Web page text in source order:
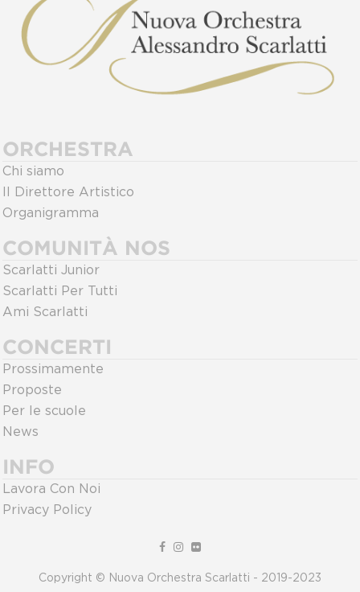
ORCHESTRA
Chi siamo
Il Direttore Artistico
Organigramma
COMUNITÀ NOS
Scarlatti Junior
Scarlatti Per Tutti
Ami Scarlatti
CONCERTI
Prossimamente
Proposte
Per le scuole
News
INFO
Lavora Con Noi
Privacy Policy
Copyright © Nuova Orchestra Scarlatti - 2019-2023